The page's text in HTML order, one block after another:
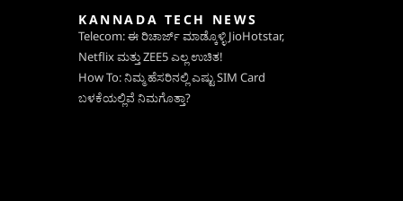
KANNADA TECH NEWS
Telecom: ಈ ರಿಚಾರ್ಜ್ ಮಾಡ್ಕೊಳ್ಳಿ JioHotstar,
Netflix ಮತ್ತು ZEE5 ಎಲ್ಲ ಉಚಿತ!
How To: ನಿಮ್ಮ ಹೆಸರಿನಲ್ಲಿ ಎಷ್ಟು SIM Card
ಬಳಕೆಯಲ್ಲಿವೆ ನಿಮಗೊತ್ತಾ?